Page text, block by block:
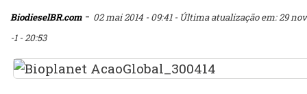
BiodieselBR.com- 02 mai 2014 - 09:41 - Última atualização em: 29 nov
-1 - 20:53